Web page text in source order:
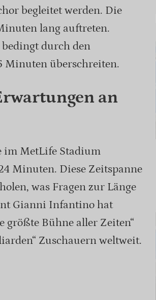
begleitet werden. Die
lang auftreten.
bedingt durch den
Minuten überschreiten.
an
im MetLife Stadium
Minuten. Diese Zeitspanne
was Fragen zur Länge
Gianni Infantino hat
größte Bühne aller Zeiten“
Zuschauern weltweit.